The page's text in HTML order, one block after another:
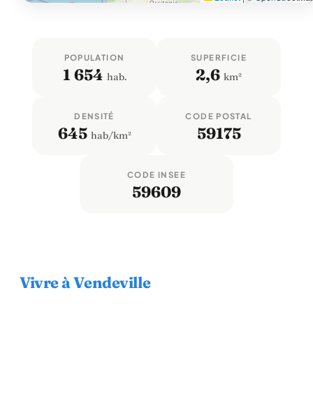
POPULATION
1 654 hab.
SUPERFICIE
2,6 km²
DENSITÉ
645 hab/km²
CODE POSTAL
59175
CODE INSEE
59609
Vivre à Vendeville